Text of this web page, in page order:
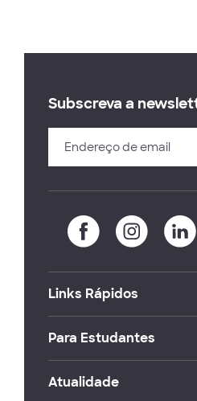
Subscreva a
Links Rápidos
Para Estudantes
Atualidade